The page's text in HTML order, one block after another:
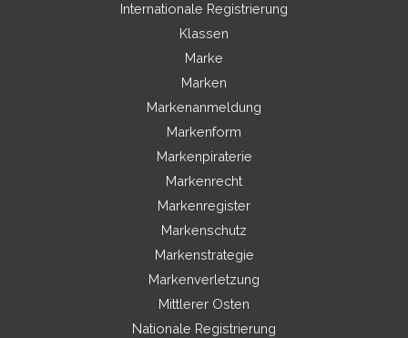
Internationale Registrierung
Klassen
Marke
Marken
Markenanmeldung
Markenform
Markenpiraterie
Markenrecht
Markenregister
Markenschutz
Markenstrategie
Markenverletzung
Mittlerer Osten
Nationale Registrierung